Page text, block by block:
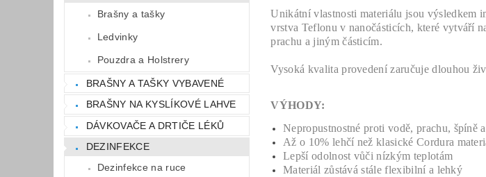
Brašny a tašky
Ledvinky
Pouzdra a Holstrery
BRAŠNY A TAŠKY VYBAVENÉ
BRAŠNY NA KYSLÍKOVÉ LAHVE
DÁVKOVAČE A DRTIČE LÉKŮ
DEZINFEKCE
Dezinfekce na ruce
Unikátní vlastnosti materiálu jsou výsledkem
vrstva Teflonu v nanočásticích, které vytváří
prachu a jiným částicím.
Vysoká kvalita provedení zaručuje dlouhou
VÝHODY:
Nepropustnostné proti vodě, prachu, špíně
Až o 10% lehčí než klasické Cordura
Lepší odolnost vůči nízkým teplotám
Materiál zůstává stále flexibilní a lehký